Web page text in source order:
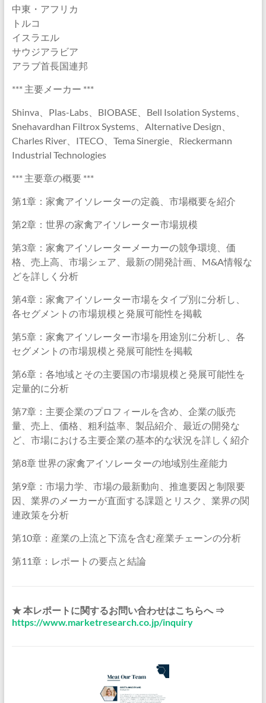
中東・アフリカ
トルコ
イスラエル
サウジアラビア
アラブ首長国連邦
*** 主要メーカー ***
Shinva、Plas-Labs、BIOBASE、Bell Isolation Systems、
Snehavardhan Filtrox Systems、Alternative Design、
Charles River、ITECO、Tema Sinergie、Rieckermann
Industrial Technologies
*** 主要章の概要 ***
第1章：家禽アイソレーターの定義、市場概要を紹介
第2章：世界の家禽アイソレーター市場規模
第3章：家禽アイソレーターメーカーの競争環境、価
格、売上高、市場シェア、最新の開発計画、M&A情報な
どを詳しく分析
第4章：家禽アイソレーター市場をタイプ別に分析し、
各セグメントの市場規模と発展可能性を掲載
第5章：家禽アイソレーター市場を用途別に分析し、各
セグメントの市場規模と発展可能性を掲載
第6章：各地域とその主要国の市場規模と発展可能性を
定量的に分析
第7章：主要企業のプロフィールを含め、企業の販売
量、売上、価格、粗利益率、製品紹介、最近の開発な
ど、市場における主要企業の基本的な状況を詳しく紹介
第8章 世界の家禽アイソレーターの地域別生産能力
第9章：市場力学、市場の最新動向、推進要因と制限要
因、業界のメーカーが直面する課題とリスク、業界の関
連政策を分析
第10章：産業の上流と下流を含む産業チェーンの分析
第11章：レポートの要点と結論
★ 本レポートに関するお問い合わせはこちらへ ⇒
https://www.marketresearch.co.jp/inquiry